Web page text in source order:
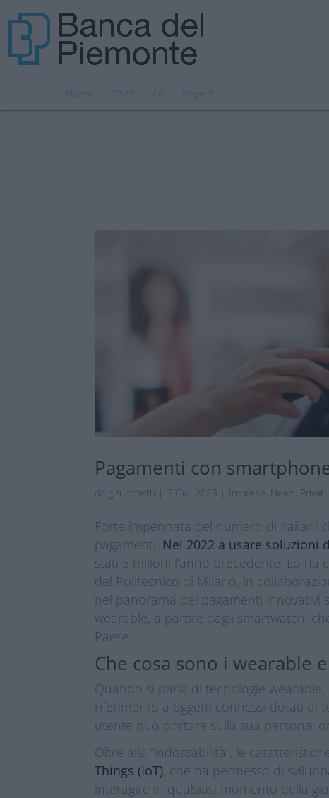
Pagamenti con
da g.zucchetti 7 Giu, 2023 Imprese, News, Privati
Forte impennata del numero di italiani
pagamenti. Nel 2022 a usare
stati 5 milioni l’anno precedente. Lo ha
del Politecnico di Milano, in
nel panorama dei pagamenti innovativi
wearable, a partire dagli smartwatch,
Paese.
Che cosa sono i wearable
Quando si parla di tecnologie
riferimento a oggetti connessi dotati di
utente può portare sulla sua persona:
Oltre alla “indossabilità”, le
Things (IoT) , che ha permesso di
interagire in qualsiasi momento della